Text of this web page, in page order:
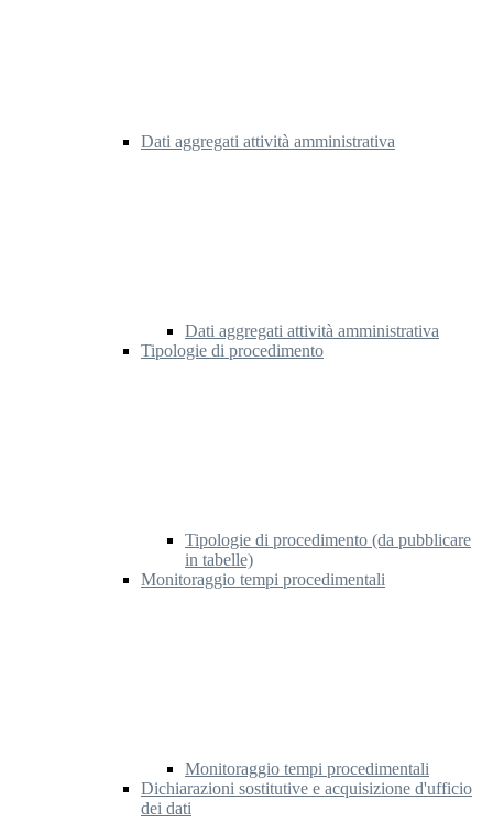
Dati aggregati attività amministrativa
Dati aggregati attività amministrativa
Tipologie di procedimento
Tipologie di procedimento (da pubblicare
in tabelle)
Monitoraggio tempi procedimentali
Monitoraggio tempi procedimentali
Dichiarazioni sostitutive e acquisizione d'ufficio
dei dati